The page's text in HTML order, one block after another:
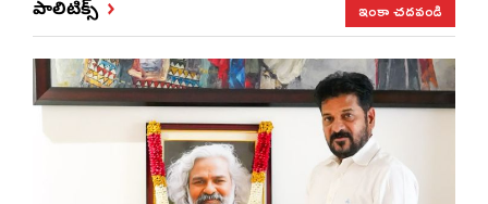
పాలిటిక్స్ ఇంకా చదవండి